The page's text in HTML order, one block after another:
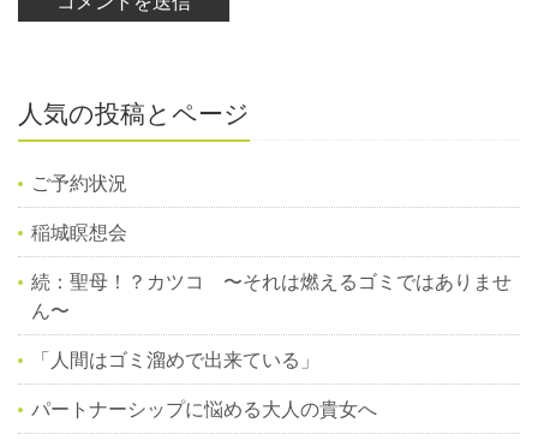
人気の投稿とページ
ご予約状況
稲城瞑想会
続：聖母！？カツコ 〜それは燃えるゴミではありませ
ん〜
「人間はゴミ溜めで出来ている」
パートナーシップに悩める大人の貴女へ